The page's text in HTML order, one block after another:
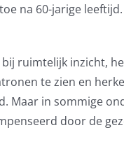
na 60-jarige leeftijd.
ruimtelijkinzicht,
te zien en
Maar in sommige
door de